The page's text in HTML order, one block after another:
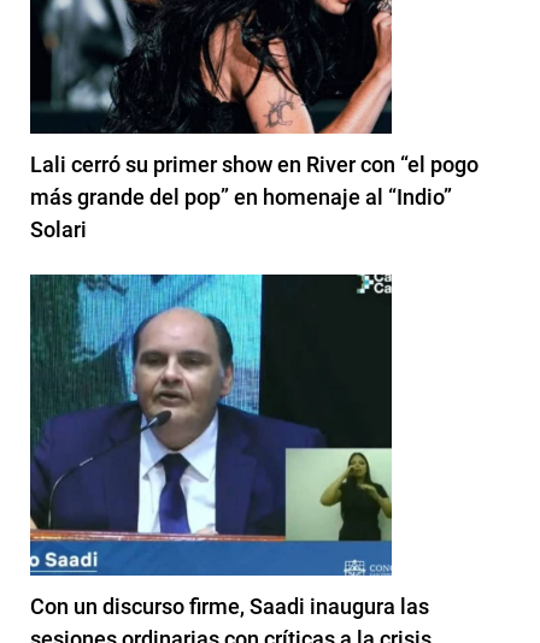
Lali cerró su primer show en River con “el pogo
más grande del pop” en homenaje al “Indio”
Solari
Con un discurso firme, Saadi inaugura las